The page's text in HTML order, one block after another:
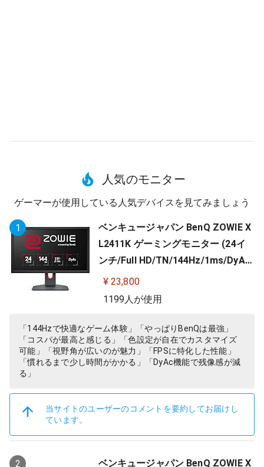
人気のモニター
ゲーマーが使用している人気デバイスを見てみましょう
1
ベンキュージャパン BenQ ZOWIE X
L2411K ゲーミングモニター (24イ
ンチ/Full HD/TN/144Hz/1ms/DyAc/
小さめ台座/OSDメニュー/指一本で
高さ調整)
¥ 23,800
1199人が使用
「144Hzで快適なゲーム体験」「やっぱりBenQは最強」
「コスパが最高と感じる」「色設定が自在でカスタマイズ
可能」「視野角が広いのが魅力」「FPSに特化した性能」
「慣れるまで少し時間がかかる」「DyAc機能で残像感が減
る」
当サイトのユーザーのコメントを要約してお届けし
ています。
2
ベンキュージャパン BenQ ZOWIE X